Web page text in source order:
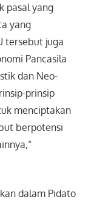
pasal yang
yang
tersebut juga
Pancasila
dan Neo-
prinsip
menciptakan
berpotensi
dalam Pidato